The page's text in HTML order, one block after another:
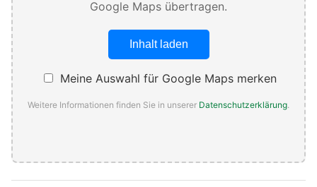
Google Maps übertragen.
Inhalt laden
Meine Auswahl für Google Maps merken
Weitere Informationen finden Sie in unserer Datenschutzerklärung.